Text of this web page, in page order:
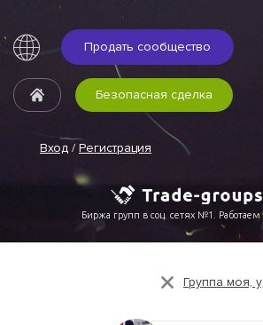
Продать сообщество
Вход / Регистрация
Безопасная сделка
Биржа групп в соц. сетях №1. Работаем
Группа моя,